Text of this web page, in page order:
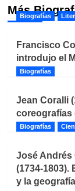
MásBiografías
Francisco
introdujo el
Biografías
Jean Coralli
coreografías
Biografías
José Andrés
(1734-1803).
y la